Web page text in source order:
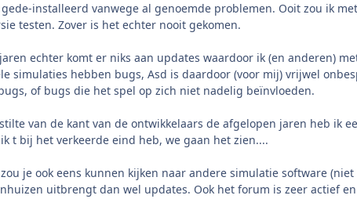
installeerd vanwege al genoemde problemen. Ooit zou ik
testen. Zover is het echter nooit gekomen.
echter komt er niks aan updates waardoor ik (en anderen)
simulaties hebben bugs, Asd is daardoor (voor mij) vrijwel
of bugs die het spel op zich niet nadelig beïnvloeden.
van de kant van de ontwikkelaars de afgelopen jaren heb ik
t bij het verkeerde eind heb, we gaan het zien....
je ook eens kunnen kijken naar andere simulatie software
uitbrengt dan wel updates. Ook het forum is zeer actief